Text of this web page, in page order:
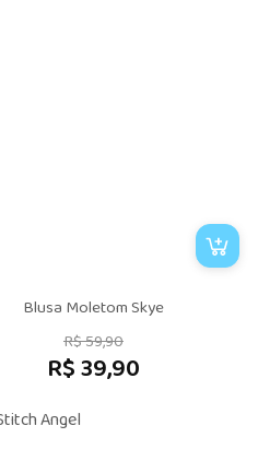
Blusa Moletom Skye
R$ 59,90
R$ 39,90